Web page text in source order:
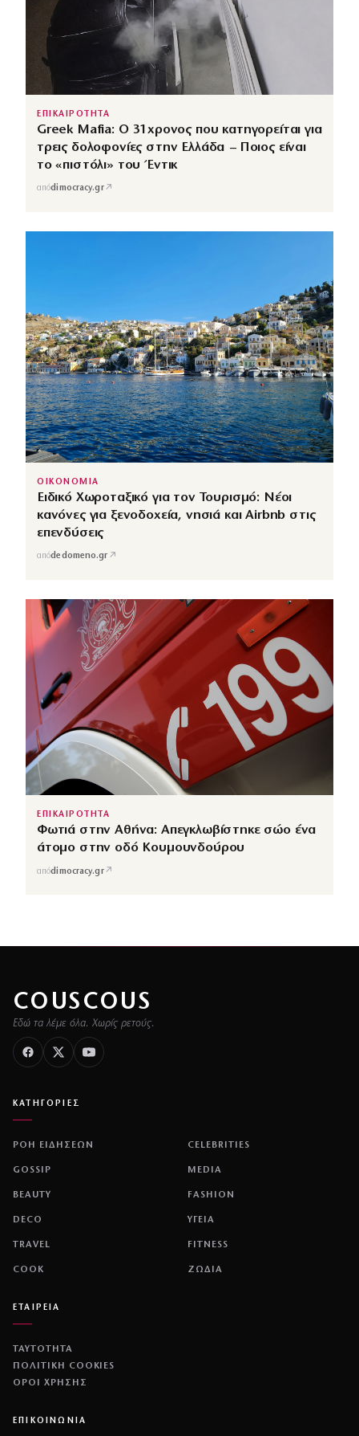
ΕΠΙΚΑΙΡΟΤΗΤΑ
Greek Mafia: Ο 31χρονος που κατηγορείται για
τρεις δολοφονίες στην Ελλάδα – Ποιος είναι
το «πιστόλι» του Έντικ
απόdimocracy.gr↗
ΟΙΚΟΝΟΜΙΑ
Ειδικό Χωροταξικό για τον Τουρισμό: Νέοι
κανόνες για ξενοδοχεία, νησιά και Airbnb στις
επενδύσεις
απόdedomeno.gr ↗
ΕΠΙΚΑΙΡΟΤΗΤΑ
Φωτιά στην Αθήνα: Απεγκλωβίστηκε σώο ένα
άτομο στην οδό Κουμουνδούρου
απόdimocracy.gr↗
COUSCOUS
Εδώ τα λέμε όλα. Χωρίς ρετούς.
ΚΑΤΗΓΟΡΙΕΣ
ΡΟΗ ΕΙΔΗΣΕΩΝ CELEBRITIES
GOSSIP MEDIA
BEAUTY FASHION
DECO ΥΓΕΙΑ
TRAVEL FITNESS
COOK ΖΩΔΙΑ
ΕΤΑΙΡΕΙΑ
ΤΑΥΤΟΤΗΤΑ
ΠΟΛΙΤΙΚΉ COOKIES
ΌΡΟΙ ΧΡΉΣΗΣ
ΕΠΙΚΟΙΝΩΝΙΑ